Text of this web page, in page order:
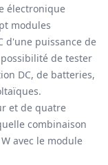
électronique
modules
d'une puissance de
de tester
DC, de batteries,
et de quatre
combinaison
avec le module